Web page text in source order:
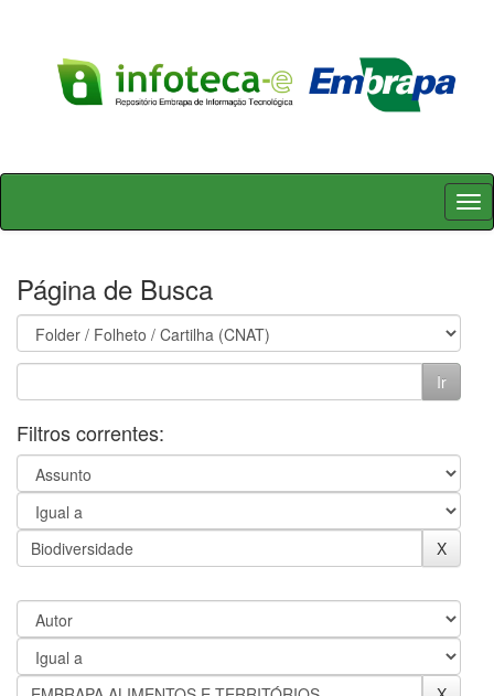
Skip
Página de Busca
Filtros correntes: